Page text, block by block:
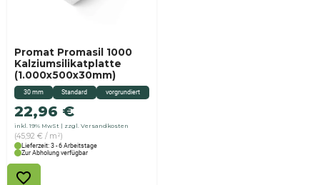
30 mm Standard vorgrundiert
Promat Promasil 1000
Kalziumsilikatplatte
(1.000x500x30mm)
22,96 €
inkl. 19% MwSt zzgl. Versandkosten
(45,92 € / m²)
Lieferzeit: 3 - 6 Arbeitstage
Zur Abholung verfügbar